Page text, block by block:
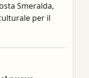
Smeralda,
per il